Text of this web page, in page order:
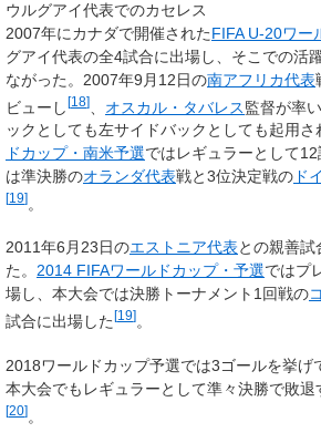
ウルグアイ代表でのカセレス
2007年にカナダで開催されたFIFA U-20ワー
グアイ代表の全4試合に出場し、そこでの活
ながった。2007年9月12日の南アフリカ代表
ビューし
[18] オスカル・タバレス 監督が率
ックとしても左サイドバックとしても起用さ
ドカップ・南米予選ではレギュラーとして
は準決勝のオランダ代表戦と3位決定戦の ド
[19] 。
2011年6月23日のエストニア代表との親善
た。 2014 FIFAワールドカップ・予選ではプ
場し、本大会では決勝トーナメント1回戦の
試合に出場した [19] 。
2018ワールドカップ予選では3ゴールを挙げ
本大会でもレギュラーとして準々決勝で敗退
[20]。